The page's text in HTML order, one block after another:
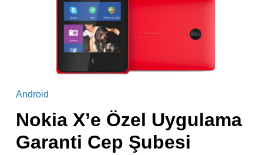
Android
Nokia X’e Özel Uygulama
Garanti Cep Şubesi